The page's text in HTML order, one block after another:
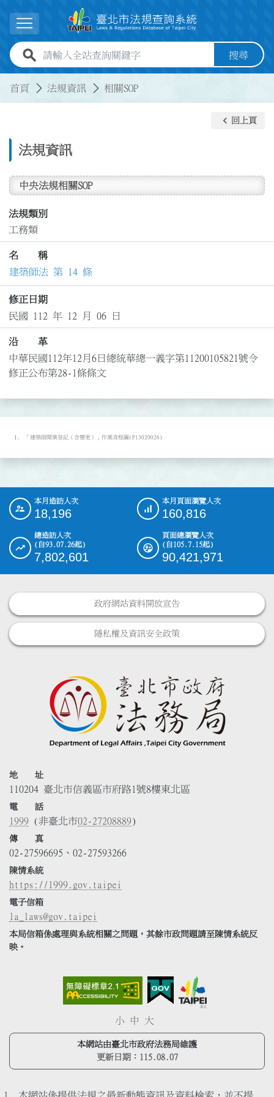
展開選單
全站查詢關鍵字欄位 搜尋
首頁 法規資訊 相關SOP
法規資訊
keyboard_arrow_left 回上頁
中央法規相關SOP
法規類別
工務類
名 稱
建築師法 第 14 條
修正日期
民國 112 年 12 月 06 日
沿 革
中華民國112年12月6日總統華總一義字第11200105821號令
修正公布第28-1條條文
「建築師開業登記（含變更）」作業流程圖(P13020026)
::: 本月造訪人次
18,196
本月頁面瀏覽人次
160,816
總造訪人次
(自93.07.26起)
7,802,601
頁面總瀏覽人次
(自105.7.15起)
90,421,971
政府網站資料開放宣告
隱私權及資訊安全政策
地 址
110204 臺北市信義區市府路1號8樓東北區
電 話
1999 (非臺北市02-27208889)
傳 真
02-27596695、02-27593266
陳情系統
https://1999.gov.taipei
電子信箱
la_laws@gov.taipei
本局信箱係處理與系統相關之問題，其餘市政問題請至陳情系統反
映。
小 中 大
本網站由臺北市政府法務局維護
更新日期： 115.08.07
本網站係提供法規之最新動態資訊及資料檢索，並不提